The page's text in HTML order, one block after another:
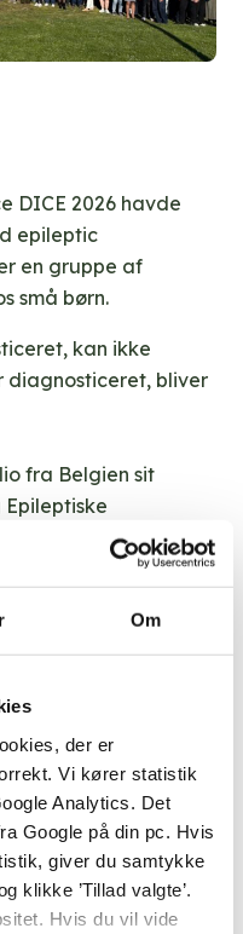
Om
der er
Vi kører statistik
Analytics. Det
Google på din pc. Hvis
giver du samtykke
klikke ’Tillad valgte’.
Hvis du vil vide
DICE 2026 havde
epileptic
en gruppe af
små børn.
kan ikke
diagnosticeret, bliver
fra Belgien sit
internationale
fra 6.-8. maj i
som er så
del af sygdommen.
eksperter 60 oplæg
de påvirker
der er på vej.